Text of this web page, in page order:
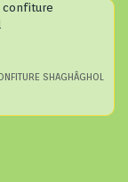
SHAGHÂGHOL